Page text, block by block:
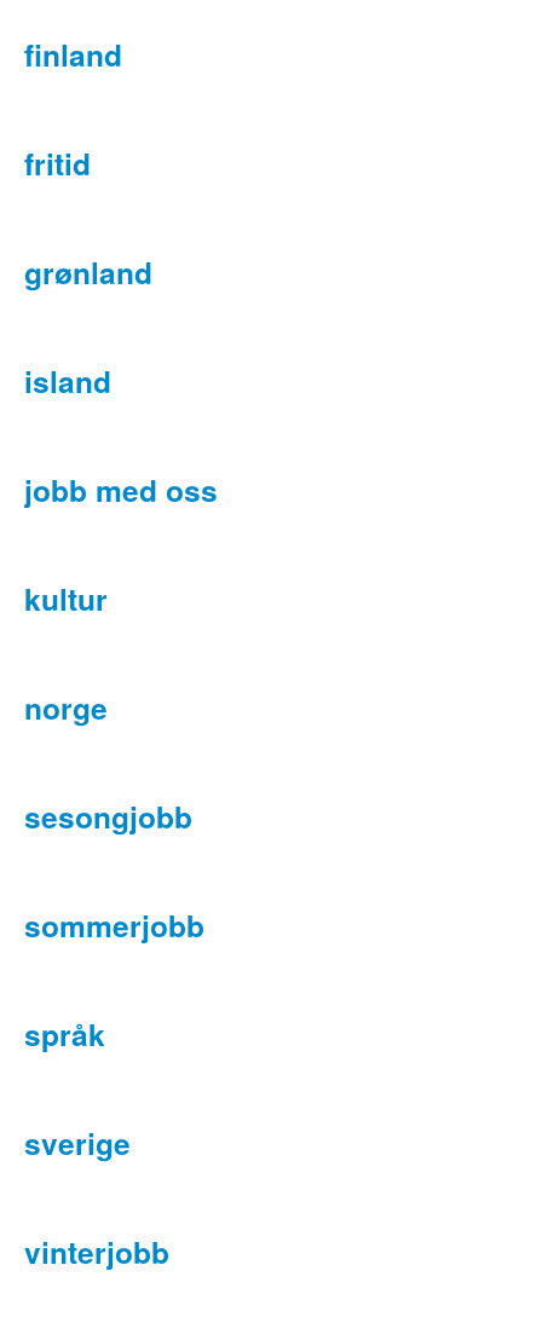
finland
fritid
grønland
island
jobb med oss
kultur
norge
sesongjobb
sommerjobb
språk
sverige
vinterjobb